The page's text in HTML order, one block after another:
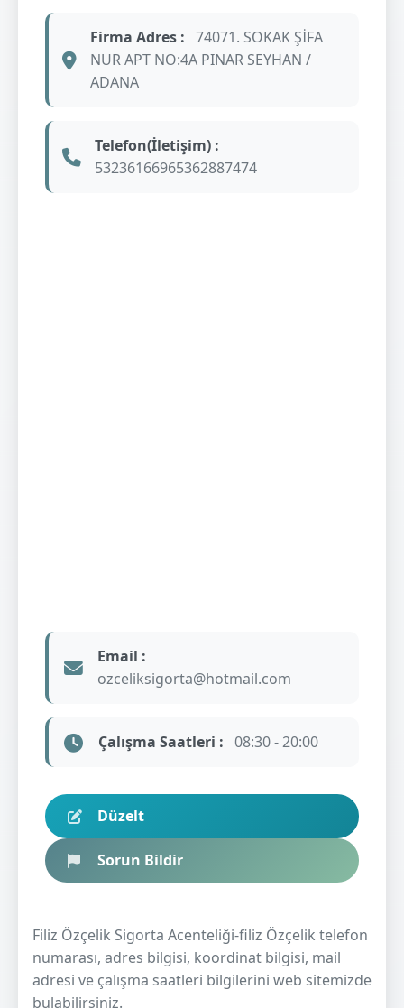
Firma Adres : 74071. SOKAK ŞİFA
NUR APT NO:4A PINAR SEYHAN /
ADANA
Telefon(İletişim) :
53236166965362887474
Email :
ozceliksigorta@hotmail.com
Çalışma Saatleri : 08:30 - 20:00
Düzelt
Sorun Bildir
Filiz Özçelik Sigorta Acenteliği-filiz Özçelik telefon
numarası, adres bilgisi, koordinat bilgisi, mail
adresi ve çalışma saatleri bilgilerini web sitemizde
bulabilirsiniz.